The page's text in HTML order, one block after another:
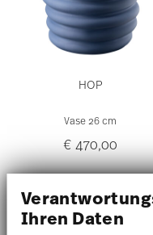
Ihren Daten
HOP
Vase 26 cm
€ 470,00